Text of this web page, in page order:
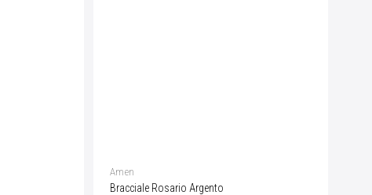
Amen
Bracciale Rosario Argento